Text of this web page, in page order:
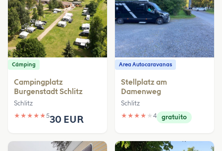
Cámping
Campingplatz
Burgenstadt Schlitz
Schlitz
★ ★ ★ ★ ★530 EUR
Area Autocaravanas
Stellplatz am
Damenweg
Schlitz
★ ★ ★ ★ ★ 4 gratuito